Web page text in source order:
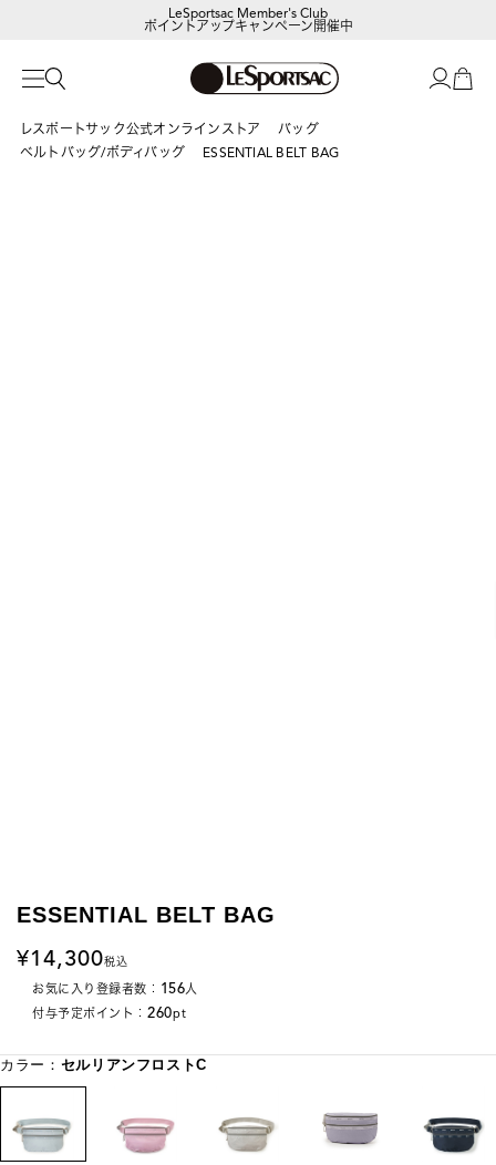
LeSportsac Member's Club
ポイントアップキャンペーン開催中
レスポートサック公式オンラインストア
バッグ
ベルトバッグ/ボディバッグ
ESSENTIAL BELT BAG
ESSENTIAL BELT BAG
14,300税込
お気に入り登録者数： 156人
付与予定ポイント： 260pt
カラー： セルリアンフロストC